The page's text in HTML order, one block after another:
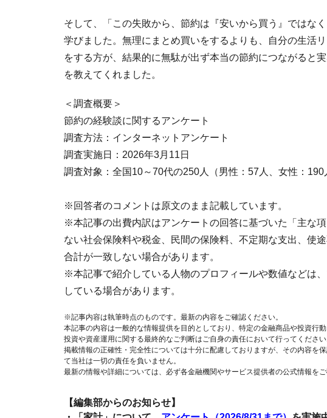
そして、「この失敗から、節約は『安いから買う』ではな
学びました。無理にまとめ買いをするよりも、自分の生活
をする方が、結果的に無駄が出ず本当の節約につながると
を教えてくれました。
＜調査概要＞
節約の経験談に関するアンケート
調査方法：インターネットアンケート
調査実施日：2026年3月11日
調査対象：全国10～70代の250人（男性：57人、女性：190
※回答者のコメントは原文のまま記載しています。
※本記事の出費内訳はアンケートの回答に基づいた「主な
ない社会保険料や税金、民間の保険料、不定期な支出、使
合計が一致しない場合があります。
※本記事で紹介している人物のプロフィールや数値などは
している場合があります。
※記事内容は執筆時点のものです。最新の内容をご確認ください。
本記事の内容は一般的な情報提供を目的としており、特定の金融商品や投資行
投資や資産運用に関する最終的なご判断はご自身の責任において行ってください
掲載情報の正確性・完全性については十分に配慮しておりますが、その内容を
て当社は一切の責任を負いません。
最新の情報や詳細については、必ず各金融機関やサービス提供者の公式情報をご
【編集部からのお知らせ】